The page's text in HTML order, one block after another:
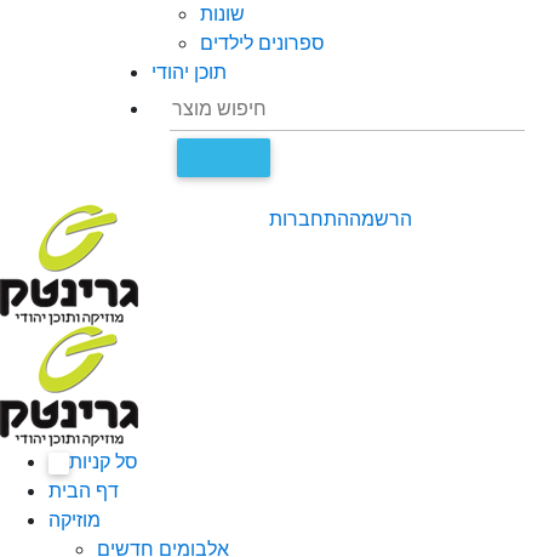
שונות
ספרונים לילדים
תוכן יהודי
התחברותהרשמה
סל קניות
דף הבית
מוזיקה
אלבומים חדשים